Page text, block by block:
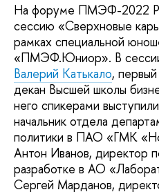
На форуме ПМЭФ-2022
сессию «Сверхновые
рамках специальной
«ПМЭФ.Юниор». В сессии
Валерий Катькало,
декан Высшей школы
него спикерами
начальник отдела
политики в ПАО «ГМК
Антон Иванов, директор
разработке в АО
Сергей Марданов,